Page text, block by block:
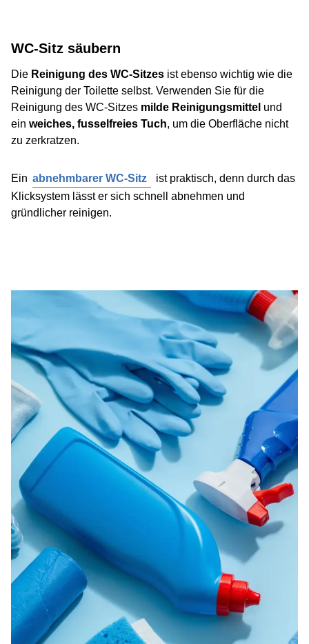
WC-Sitz säubern
Die Reinigung des WC-Sitzes ist ebenso wichtig wie die
Reinigung der Toilette selbst. Verwenden Sie für die
Reinigung des WC-Sitzes milde Reinigungsmittel und
ein weiches, fusselfreies Tuch, um die Oberfläche nicht
zu zerkratzen.
Ein abnehmbarer WC-Sitz
ist praktisch, denn durch das
Klicksystem lässt er sich schnell abnehmen und
gründlicher reinigen.